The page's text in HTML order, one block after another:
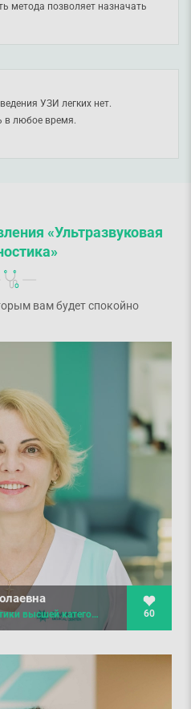
метода позволяет назначать
динамики и контроля
УЗИ легких нет.
в любое время.
«Ультразвуковая
вам будет спокойно
60
Врач ультразвуковой диагностики высшей категории